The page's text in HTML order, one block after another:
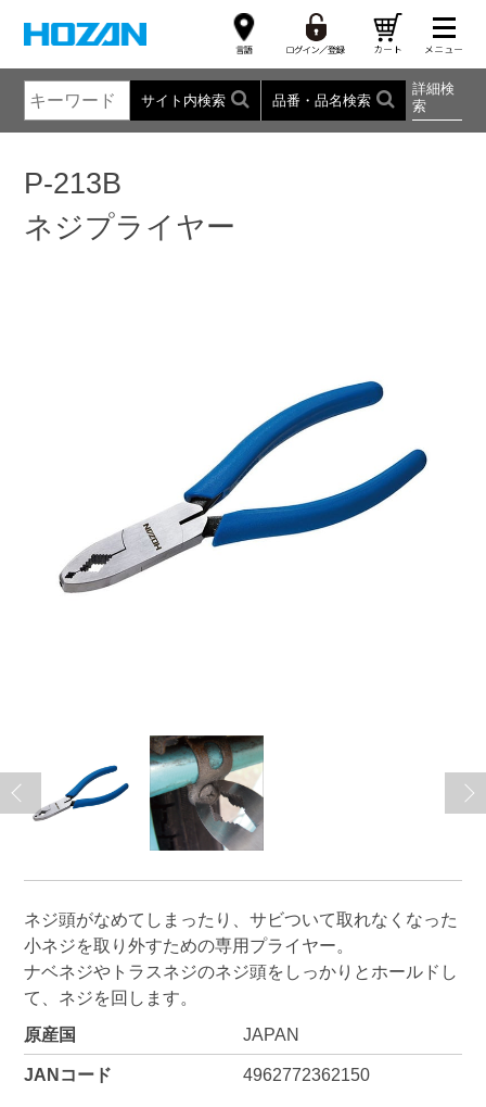
サイト内検索 品番・品名検索
詳細検
索
P-213B
ネジプライヤー
ネジ頭がなめてしまったり、サビついて取れなくなった
小ネジを取り外すための専用プライヤー。
ナベネジやトラスネジのネジ頭をしっかりとホールドし
て、ネジを回します。
原産国
JAPAN
JANコード 4962772362150